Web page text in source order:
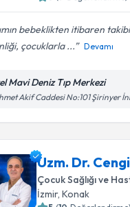
bebeklikten itibaren
çocuklarla ...
Devamı
Mavi Deniz Tıp Merkezi
Akif Caddesi No:101 Şirinyer
Uzm. Dr.
Çocuk Sağlığı ve
İzmir,Konak